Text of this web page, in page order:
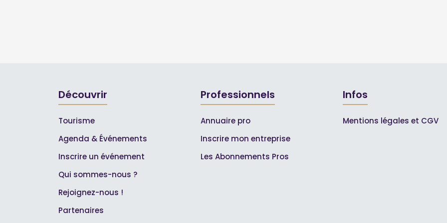
Découvrir
Tourisme
Agenda & Événements
Inscrire un événement
Qui sommes-nous ?
Rejoignez-nous !
Partenaires
Professionnels
Annuaire pro
Inscrire mon entreprise
Les Abonnements Pros
Infos
Mentions légales et CGV